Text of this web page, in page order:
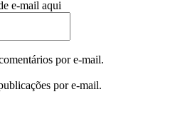
e-mail aqui
por e-mail.
por e-mail.